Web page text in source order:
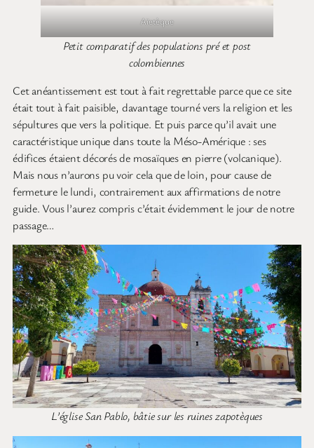
Aïetèque
Petit comparatif des populations pré et post
colombiennes
Cet anéantissement est tout à fait regrettable parce que ce site
était tout à fait paisible, davantage tourné vers la religion et les
sépultures que vers la politique. Et puis parce qu’il avait une
caractéristique unique dans toute la Méso-Amérique : ses
édifices étaient décorés de mosaïques en pierre (volcanique).
Mais nous n’aurons pu voir cela que de loin, pour cause de
fermeture le lundi, contrairement aux affirmations de notre
guide. Vous l’aurez compris c’était évidemment le jour de notre
passage…
L’église San Pablo, bâtie sur les ruines zapotèques